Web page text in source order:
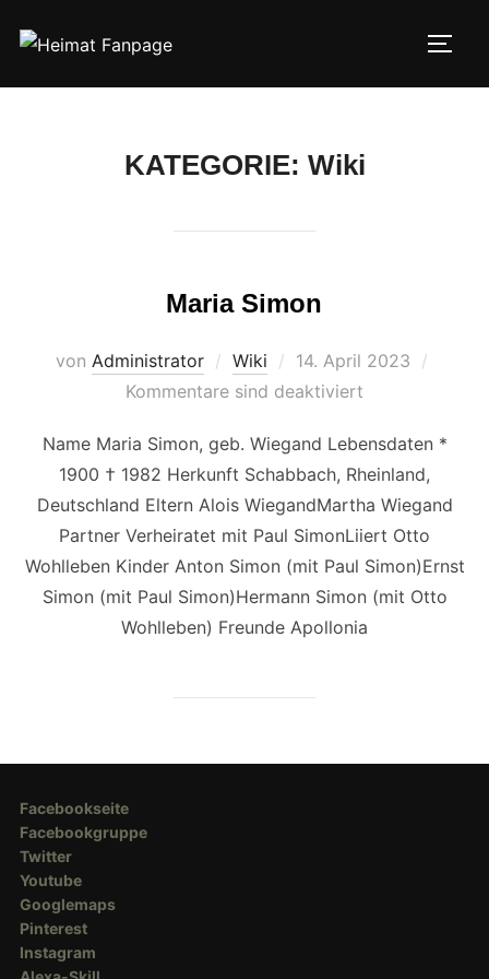
Inhalt
KATEGORIE: Wiki
Maria Simon
von Administrator Wiki
Veröffentlicht
am
14. April 2023
Kommentare sind deaktiviert
Name Maria Simon, geb. Wiegand Lebensdaten *
1900 † 1982 Herkunft Schabbach, Rheinland,
Deutschland Eltern Alois WiegandMartha Wiegand
Partner Verheiratet mit Paul SimonLiiert Otto
Wohlleben Kinder Anton Simon (mit Paul Simon)Ernst
Simon (mit Paul Simon)Hermann Simon (mit Otto
Wohlleben) Freunde Apollonia
Facebookseite
Facebookgruppe
Twitter
Youtube
Googlemaps
Pinterest
Instagram